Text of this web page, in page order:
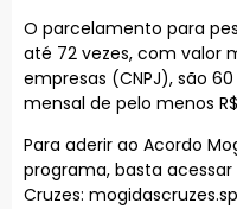
O parcelamento para
até 72 vezes, com valor
empresas (CNPJ), são
mensal de pelo menos R$
Para aderir ao Acordo
programa, basta
Cruzes: